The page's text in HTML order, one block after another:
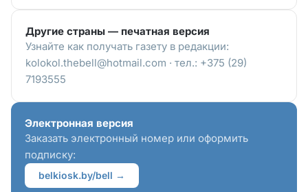
Другие страны — печатная версия
Узнайте как получать газету в редакции:
kolokol.thebell@hotmail.com · тел.: +375 (29)
7193555
Электронная версия
Заказать электронный номер или оформить
подписку:
belkiosk.by/bell →